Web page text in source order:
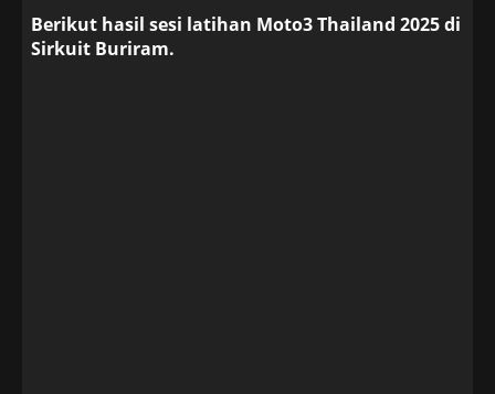
Berikut hasil sesi latihan Moto3 Thailand 2025 di
Sirkuit Buriram.